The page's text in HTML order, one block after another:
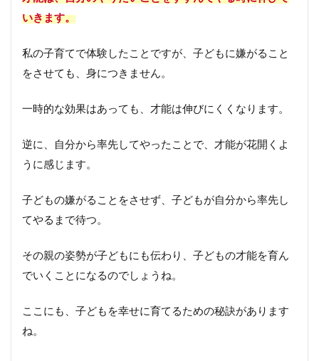
いきます。
私の子育てで体験したことですが、子どもに嫌がること
をさせても、身につきません。
一時的な効果はあっても、才能は伸びにくくなります。
逆に、自分から率先してやったことで、才能が花開くよ
うに感じます。
子どもの嫌がることをさせず、子どもが自分から率先し
てやるまで待つ。
その親の姿勢が子どもにも伝わり、子どもの才能を育ん
でいくことになるのでしょうね。
ここにも、子どもを幸せに育てるための秘訣があります
ね。